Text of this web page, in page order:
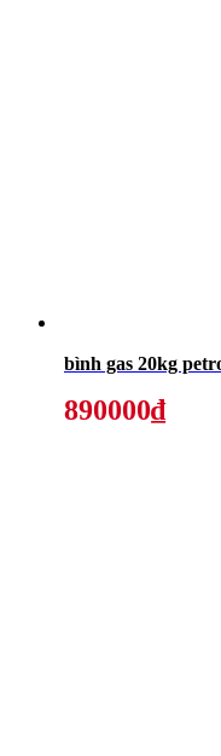
bình gas 20kg
890000₫